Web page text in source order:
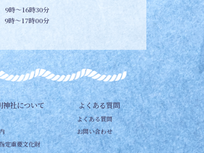
9時～16時30分
9時～17時00分
神社について
定重要文化財
よくある質問
よくある質問
お問い合わせ